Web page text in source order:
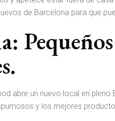
de Barcelona para que
abre un nuevo local en
y los mejores